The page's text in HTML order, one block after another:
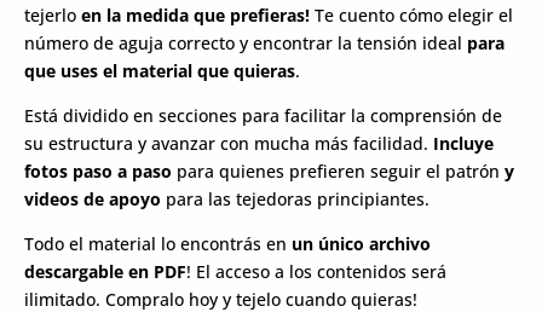
tejerlo en la medida que prefieras! Te cuento cómo elegir el
número de aguja correcto y encontrar la tensión ideal para
que uses el material que quieras.
Está dividido en secciones para facilitar la comprensión de
su estructura y avanzar con mucha más facilidad. Incluye
fotos paso a paso para quienes prefieren seguir el patrón y
videos de apoyo para las tejedoras principiantes.
Todo el material lo encontrás en un único archivo
descargable en PDF! El acceso a los contenidos será
ilimitado. Compralo hoy y tejelo cuando quieras!